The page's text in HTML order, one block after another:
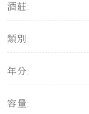
酒莊:
類別:
年分:
容量: